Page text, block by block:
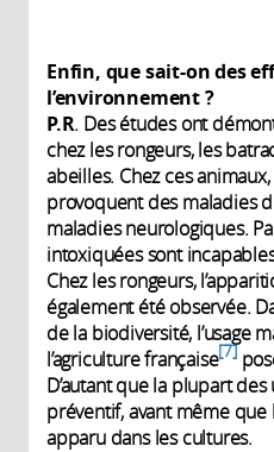
Enfin, que sait-on des
l’environnement ?
P.R. Des études ont
chez les rongeurs, les
abeilles. Chez ces
provoquent des maladies
maladies neurologiques.
intoxiquées sont
Chez les rongeurs,
également été observée.
de la biodiversité, l’usage
l’agriculture française 7
D’autant que la plupart
préventif, avant même
apparu dans les cultures.